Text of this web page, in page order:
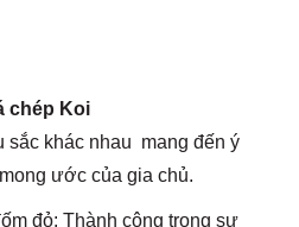
chép Koi
sắc khác nhau mang đến ý
ước của gia chủ.
đỏ: Thành công trong sự